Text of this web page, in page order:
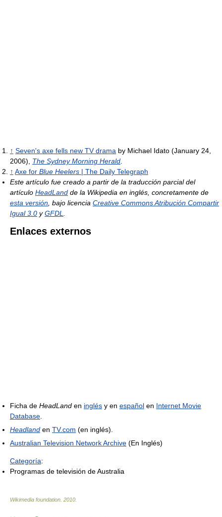
↑ Seven's axe fells new TV drama by Michael Idato (January 24,
2006), The Sydney Morning Herald
↑ Axe for Blue Heelers | The Daily Telegraph
Este artículo fue creado a partir de la traducción parcial del
artículo HeadLand de la Wikipedia en inglés, concretamente de
esta versión , bajo licencia Creative Commons Atribución Compartir
Igual 3.0 yGFDL
Enlaces externos
Ficha de HeadLand en inglés y en español en Internet Movie
Database
Headland en TV.com (en inglés).
Australian Television Network Archive (En Inglés)
Categoría:
Programas de televisión de Australia
Wikimedia foundation 2010